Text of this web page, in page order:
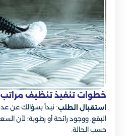
خطوات تنفيذ تنظيف مراتب
استقبال الطلب: نبدأ بسؤالك عن
البقع، ووجود رائحة أو رطوبة؛ لأن
حسب الحالة.